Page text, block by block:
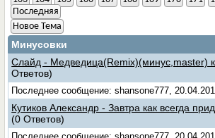
Последняя
Новое Тема
Минусовки
Слайд - Медведица(Remix)(минус,master)
Ответов)
Последнее сообщение: shansone777,
Кутиков Александр - Завтра как всегда
(0 Ответов)